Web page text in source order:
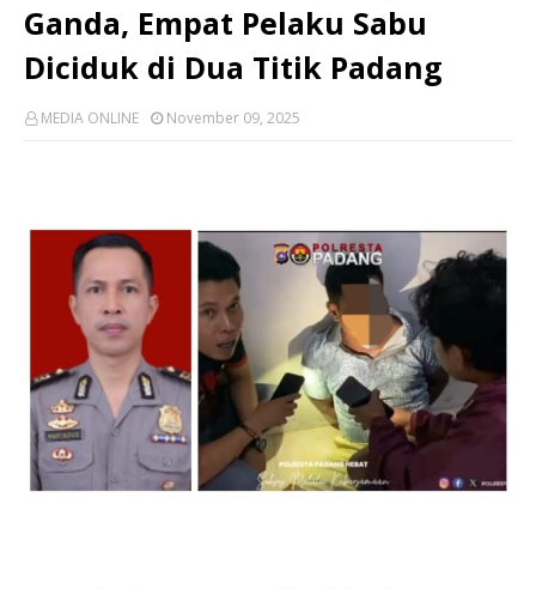
Ganda, Empat Pelaku Sabu
Diciduk di Dua Titik Padang
MEDIA ONLINE November 09, 2025